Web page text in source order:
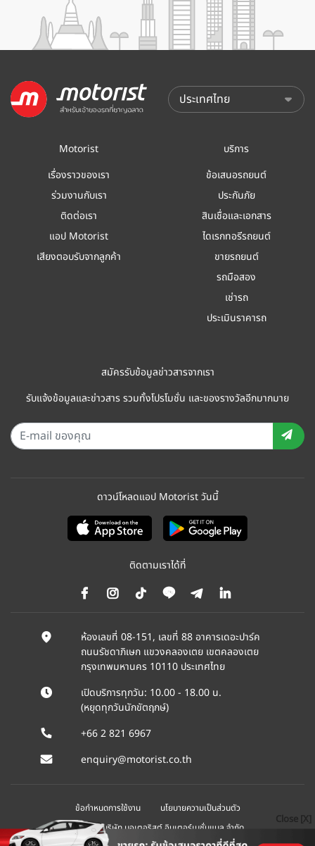
Close [X]
Motorist
เรื่องราวของเรา
ร่วมงานกับเรา
ติดต่อเรา
แอป Motorist
เสียงตอบรับจากลูกค้า
บริการ
ข้อเสนอรถยนต์
ประกันภัย
สินเชื่อและเอกสาร
ไดเรกทอรีรถยนต์
ขายรถยนต์
รถมือสอง
เช่ารถ
ประเมินราคารถ
สมัครรับข้อมูลข่าวสารจากเรา
รับแจ้งข้อมูลและข่าวสาร รวมทั้งโปรโมชั่น และของรางวัลอีกมากมาย
ดาวน์โหลดแอป Motorist วันนี้
ติดตามเราได้ที่
ห้องเลขที่ 08-151, เลขที่ 88 อาคารเดอะปาร์ค
ถนนรัชดาภิเษก แขวงคลองเตย เขตคลองเตย
กรุงเทพมหานคร 10110 ประเทศไทย
เปิดบริการทุกวัน: 10.00 - 18.00 น.
(หยุดทุกวันนักขัตฤกษ์)
+66 2 821 6967
enquiry@motorist.co.th
ข้อกำหนดการใช้งาน
นโยบายความเป็นส่วนตัว
© 2026 บริษัท มอเตอริสต์ อินเตอร์เนชั่นแนล จำกัด